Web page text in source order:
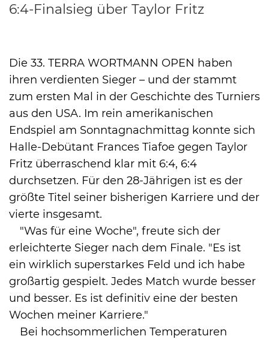
International
6:4-Finalsieg über Taylor Fritz
Die 33. TERRA WORTMANN OPEN haben
ihren verdienten Sieger – und der stammt
zum ersten Mal in der Geschichte des Turniers
aus den USA. Im rein amerikanischen
Endspiel am Sonntagnachmittag konnte sich
Halle-Debütant Frances Tiafoe gegen Taylor
Fritz überraschend klar mit 6:4, 6:4
durchsetzen. Für den 28-Jährigen ist es der
größte Titel seiner bisherigen Karriere und der
vierte insgesamt.
"Was für eine Woche", freute sich der
erleichterte Sieger nach dem Finale. "Es ist
ein wirklich superstarkes Feld und ich habe
großartig gespielt. Jedes Match wurde besser
und besser. Es ist definitiv eine der besten
Wochen meiner Karriere."
Bei hochsommerlichen Temperaturen